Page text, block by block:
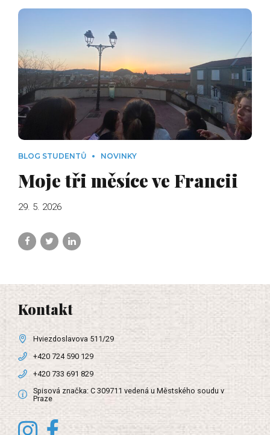
BLOG STUDENTŮ NOVINKY
Moje tři měsíce ve Francii
29. 5. 2026
Kontakt
Hviezdoslavova 511/29
+420 724 590 129
+420 733 691 829
Spisová značka: C 309711 vedená u Městského soudu v
Praze